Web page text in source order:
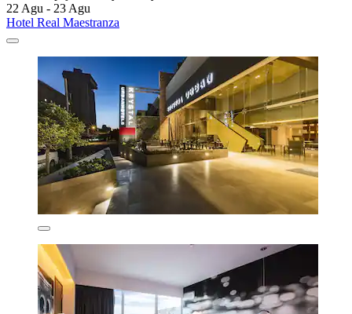
22 Agu - 23 Agu
Hotel Real Maestranza